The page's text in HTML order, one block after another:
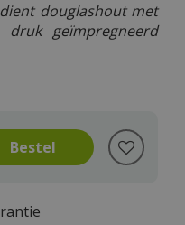
douglashout met
geïmpregneerd